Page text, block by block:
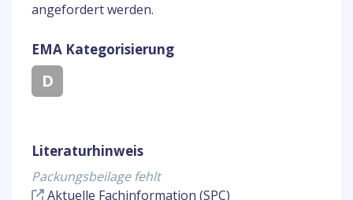
angefordert werden.
EMA Kategorisierung
D
Literaturhinweis
Packungsbeilage fehlt
Aktuelle Fachinformation (SPC)